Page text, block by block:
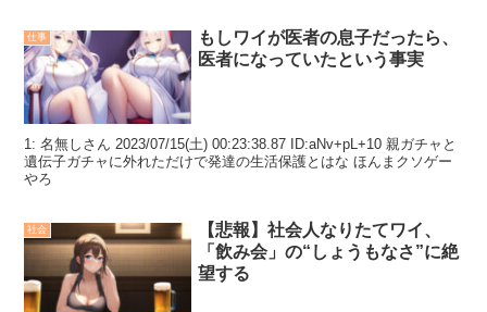
仕事
もしワイが医者の息子だったら、
医者になっていたという事実
1: 名無しさん 2023/07/15(土) 00:23:38.87 ID:aNv+pL+10 親ガチャと
遺伝子ガチャに外れただけで発達の生活保護とはな ほんまクソゲー
やろ
社会
【悲報】社会人なりたてワイ、
「飲み会」の“しょうもなさ”に絶
望する